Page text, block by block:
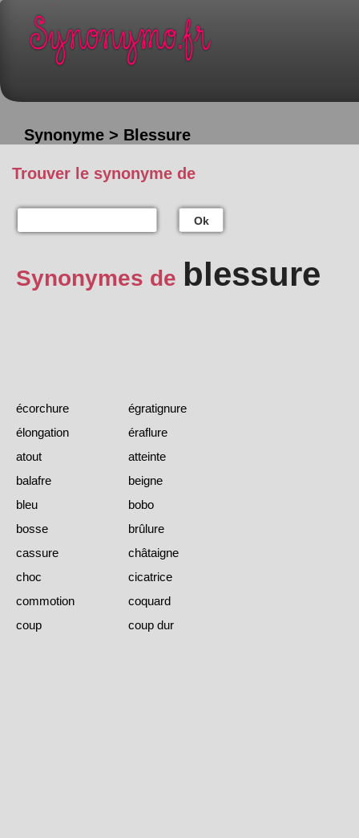
Synonyme > Blessure
Trouver le synonyme de
Ok
Synonymes de blessure
écorchure
égratignure
élongation
éraflure
atout
atteinte
balafre
beigne
bleu
bobo
bosse
brûlure
cassure
châtaigne
choc
cicatrice
commotion
coquard
coup
coup dur